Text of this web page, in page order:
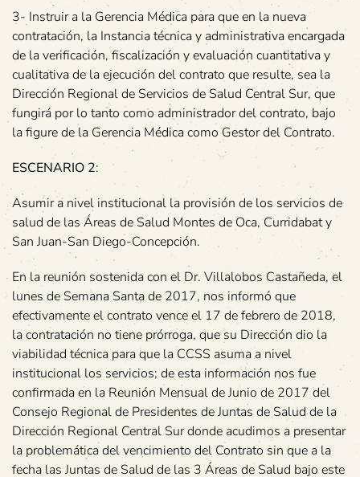
3- Instruir a la Gerencia Médica para que en la nueva
contratación, la Instancia técnica y administrativa encargada
de la verificación, fiscalización y evaluación cuantitativa y
cualitativa de la ejecución del contrato que resulte, sea la
Dirección Regional de Servicios de Salud Central Sur, que
fungirá por lo tanto como administrador del contrato, bajo
la figure de la Gerencia Médica como Gestor del Contrato.
ESCENARIO 2:
Asumir a nivel institucional la provisión de los servicios de
salud de las Áreas de Salud Montes de Oca, Curridabat y
San Juan-San Diego-Concepción.
En la reunión sostenida con el Dr. Villalobos Castañeda, el
lunes de Semana Santa de 2017, nos informó que
efectivamente el contrato vence el 17 de febrero de 2018,
la contratación no tiene prórroga, que su Dirección dio la
viabilidad técnica para que la CCSS asuma a nivel
institucional los servicios; de esta información nos fue
confirmada en la Reunión Mensual de Junio de 2017 del
Consejo Regional de Presidentes de Juntas de Salud de la
Dirección Regional Central Sur donde acudimos a presentar
la problemática del vencimiento del Contrato sin que a la
fecha las Juntas de Salud de las 3 Áreas de Salud bajo este